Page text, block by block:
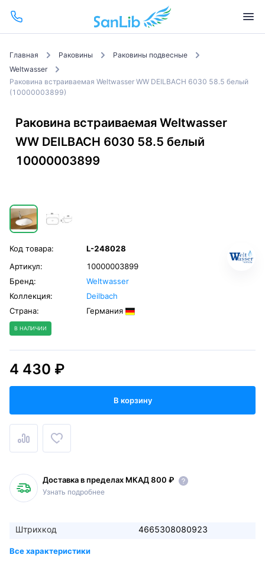
Главная Раковины
Раковины подвесные
Weltwasser
Раковина встраиваемая Weltwasser WW DEILBACH 6030 58.5 белый
(10000003899)
Раковина встраиваемая Weltwasser
WW DEILBACH 6030 58.5 белый
10000003899
Код товара:
L-248028
Артикул:
10000003899
Бренд:
Weltwasser
Коллекция:
Deilbach
Страна:
Германия
В НАЛИЧИИ
4 430 ₽
В корзину
Доставка в пределах МКАД 800 ₽
Узнать подробнее
Штрихкод 4665308080923